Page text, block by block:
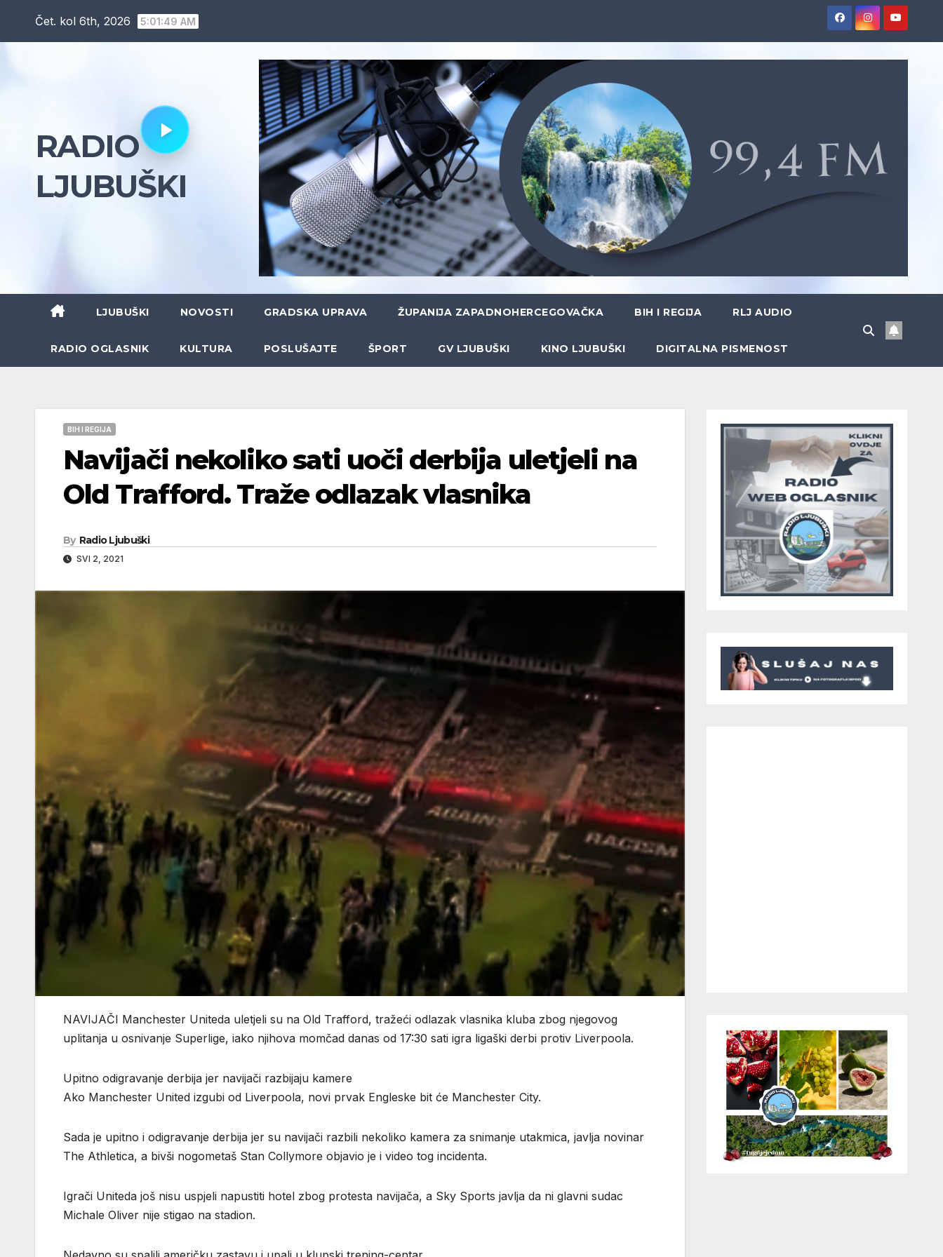
Čet. kol 6th, 2026 5:01:51 AM
RADIO
LJUBUŠKI
LJUBUŠKI NOVOSTI GRADSKA UPRAVA ŽUPANIJA ZAPADNOHERCEGOVAČKA BIH I REGIJA RLJ AUDIO
RADIO OGLASNIK KULTURA POSLUŠAJTE ŠPORT GV LJUBUŠKI KINO LJUBUŠKI DIGITALNA PISMENOST
BIH I REGIJA
Navijači nekoliko sati uoči derbija uletjeli na
Old Trafford. Traže odlazak vlasnika
By Radio Ljubuški
SVI 2, 2021
NAVIJAČI Manchester Uniteda uletjeli su na Old Trafford, tražeći odlazak vlasnika kluba zbog njegovog
uplitanja u osnivanje Superlige, iako njihova momčad danas od 17:30 sati igra ligaški derbi protiv Liverpoola.
Upitno odigravanje derbija jer navijači razbijaju kamere
Ako Manchester United izgubi od Liverpoola, novi prvak Engleske bit će Manchester City.
Sada je upitno i odigravanje derbija jer su navijači razbili nekoliko kamera za snimanje utakmica, javlja novinar
The Athletica, a bivši nogometaš Stan Collymore objavio je i video tog incidenta.
Igrači Uniteda još nisu uspjeli napustiti hotel zbog protesta navijača, a Sky Sports javlja da ni glavni sudac
Michale Oliver nije stigao na stadion.